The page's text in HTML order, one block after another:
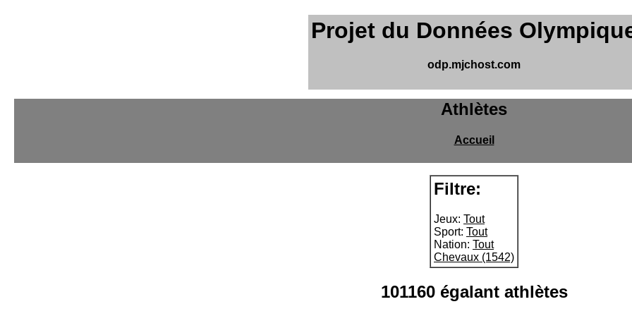
Projet du Données
odp.mjchost.com
Athlètes
Accueil
Filtre:
Jeux: Tout
Sport: Tout
Nation: Tout
Chevaux (1542)
101160 égalant athlètes